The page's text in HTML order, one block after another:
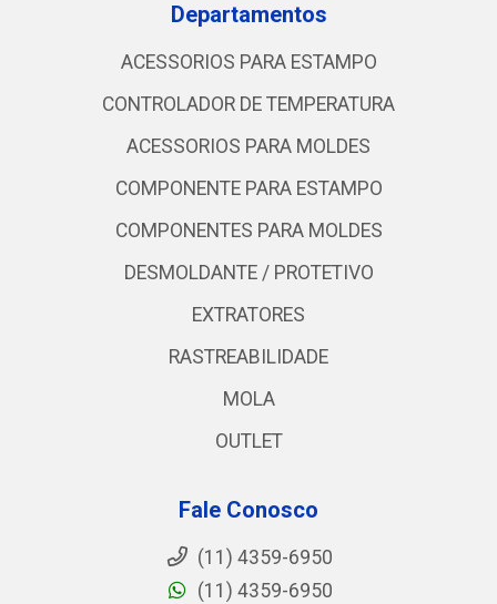
Departamentos
ACESSORIOS PARA ESTAMPO
CONTROLADOR DE TEMPERATURA
ACESSORIOS PARA MOLDES
COMPONENTE PARA ESTAMPO
COMPONENTES PARA MOLDES
DESMOLDANTE / PROTETIVO
EXTRATORES
RASTREABILIDADE
MOLA
OUTLET
Fale Conosco
(11) 4359-6950
(11) 4359-6950